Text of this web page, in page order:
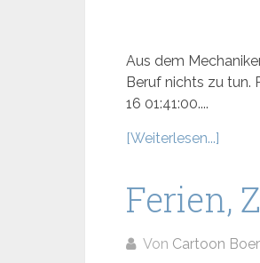
Aus dem
Beruf nichts zu
16 01:41:00....
[Weiterlesen...]
Ferien,
Von Cartoon